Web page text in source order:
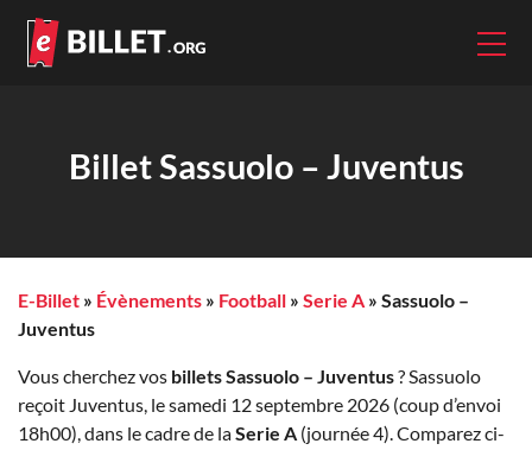
Billet Sassuolo – Juventus
E-Billet » Évènements » Football » Serie A » Sassuolo –
Juventus
Vous cherchez vos billets Sassuolo – Juventus? Sassuolo
reçoit Juventus, le samedi 12 septembre 2026 (coup d’envoi
18h00), dans le cadre de laSerie A (journée 4). Comparez ci-